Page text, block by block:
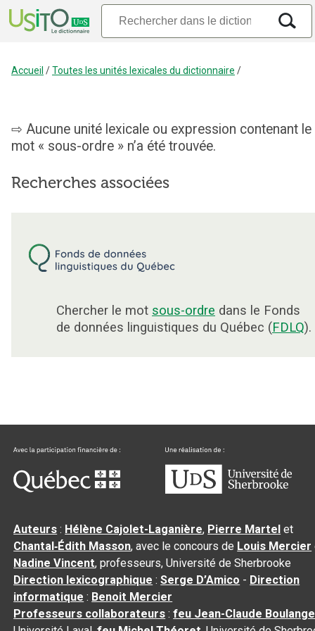
Accueil /Toutes les unités lexicales du dictionnaire /
Aucune unité lexicale ou expression contenant le
mot « sous-ordre » n’a été trouvée.
Recherches associées
Chercher le mot sous-ordre dans le Fonds
de données linguistiques du Québec (FDLQ).
Auteurs : Hélène Cajolet-Laganière, Pierre Martel et
Chantal‑Édith Masson, avec le concours de Louis Mercier
Nadine Vincent, professeurs, Université de Sherbrooke
Direction lexicographique :Serge D’Amico - Direction
informatique : Benoit Mercier
Professeurs collaborateurs :feu Jean-Claude